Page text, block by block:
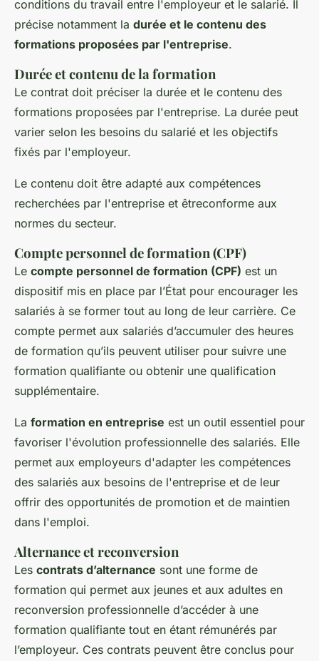
conditions du travail entre l'employeur et le salarié. Il
précise notamment la durée et le contenu des
formations proposées par l'entreprise.
Durée et contenu de la formation
Le contrat doit préciser la durée et le contenu des
formations proposées par l'entreprise. La durée peut
varier selon les besoins du salarié et les objectifs
fixés par l'employeur.
Le contenu doit être adapté aux compétences
recherchées par l'entreprise et êtreconforme aux
normes du secteur.
Compte personnel de formation (CPF)
Le compte personnel de formation (CPF) est un
dispositif mis en place par l’État pour encourager les
salariés à se former tout au long de leur carrière. Ce
compte permet aux salariés d’accumuler des heures
de formation qu’ils peuvent utiliser pour suivre une
formation qualifiante ou obtenir une qualification
supplémentaire.
La formation en entreprise est un outil essentiel pour
favoriser l'évolution professionnelle des salariés. Elle
permet aux employeurs d'adapter les compétences
des salariés aux besoins de l'entreprise et de leur
offrir des opportunités de promotion et de maintien
dans l'emploi.
Alternance et reconversion
Les contrats d’alternance sont une forme de
formation qui permet aux jeunes et aux adultes en
reconversion professionnelle d’accéder à une
formation qualifiante tout en étant rémunérés par
l’employeur. Ces contrats peuvent être conclus pour